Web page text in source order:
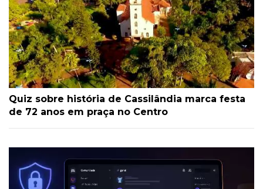
Quiz sobre história de Cassilândia marca festa
de 72 anos em praça no Centro